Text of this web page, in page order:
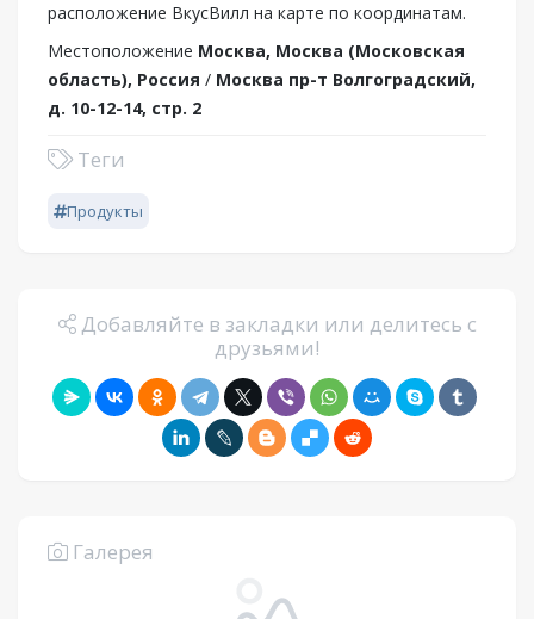
расположение ВкусВилл на карте по координатам.
Местоположение Москва, Москва (Московская
область), Россия / Москва пр-т Волгоградский,
д. 10-12-14, стр. 2
Теги
Продукты
Добавляйте в закладки или делитесь с
друзьями!
Галерея